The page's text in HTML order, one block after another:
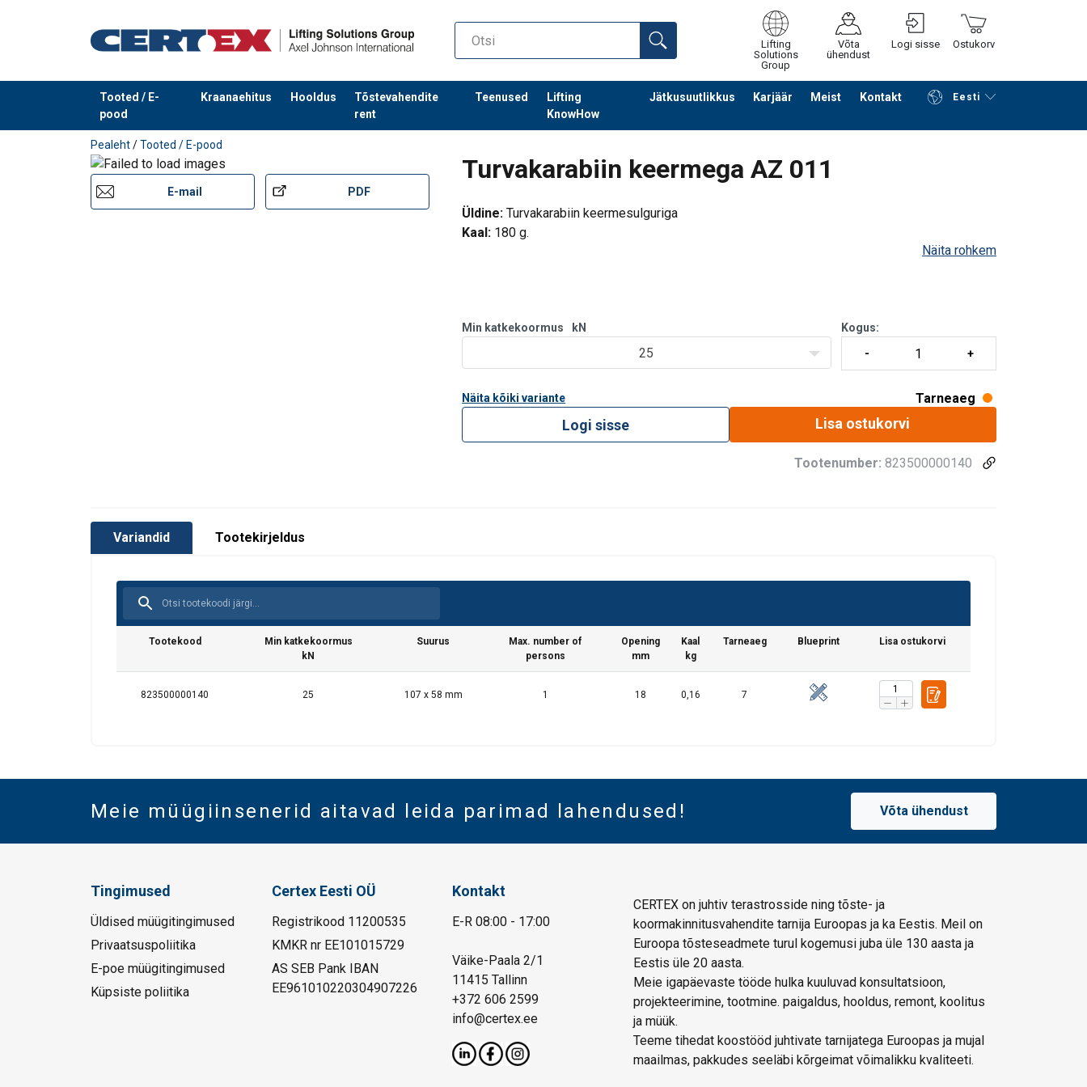
Lifting
Solutions
Group
Võta
ühendust
Logi sisse Ostukorv
Tooted / E-
pood
Kraanaehitus Hooldus
Tõstevahendite
rent
Teenused
Lifting
KnowHow
Jätkusuutlikkus Karjäär Meist Kontakt Eesti
Toode on lisatud teie päringule Jätka ostlemist Edasi ostukorvi
Pealeht/Tooted / E-pood
Turvakarabiin keermega AZ 011
E-mail PDF
Üldine: Turvakarabiin keermesulguriga
Kaal: 180 g.
Näita rohkem
Min katkekoormus kN
25
Kogus:
Näita kõiki variante Tarneaeg
Logi sisse Lisa ostukorvi
Tootenumber: 823500000140
Variandid Tootekirjeldus
Tootekood
Min katkekoormus
kN
Suurus
Max. number of
persons
Opening
mm
Kaal
kg
Tarneaeg Blueprint Lisa ostukorvi
823500000140 25 107 x 58 mm 1 18 0,16 7
Märgistus:
Standard:
Meie müügiinsenerid aitavad leida parimad lahendused! Võta ühendust
Tingimused
Üldised müügitingimused
Privaatsuspoliitika
E-poe müügitingimused
Küpsiste poliitika
Certex Eesti OÜ
Registrikood 11200535
KMKR nr EE101015729
AS SEB Pank IBAN
EE961010220304907226
Kontakt
E-R 08:00 - 17:00
Väike-Paala 2/1
11415 Tallinn
+372 606 2599
info@certex.ee
CERTEX on juhtiv terastrosside ning tõste- ja
koormakinnitusvahendite tarnija Euroopas ja ka Eestis. Meil on
Euroopa tõsteseadmete turul kogemusi juba üle 130 aasta ja
Eestis üle 20 aasta.
Meie igapäevaste tööde hulka kuuluvad konsultatsioon,
projekteerimine, tootmine. paigaldus, hooldus, remont, koolitus
ja müük.
Teeme tihedat koostööd juhtivate tarnijatega Euroopas ja mujal
maailmas, pakkudes seeläbi kõrgeimat võimalikku kvaliteeti.